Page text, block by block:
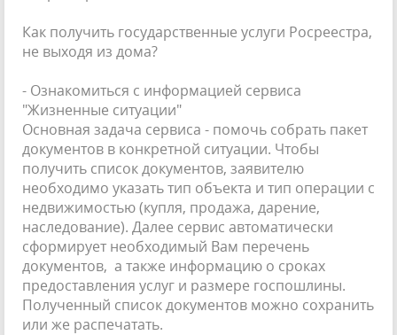
Как получить государственные услуги Росреестра,
не выходя из дома?
- Ознакомиться с информацией сервиса
"Жизненные ситуации"
Основная задача сервиса - помочь собрать пакет
документов в конкретной ситуации. Чтобы
получить список документов, заявителю
необходимо указать тип объекта и тип операции с
недвижимостью (купля, продажа, дарение,
наследование). Далее сервис автоматически
сформирует необходимый Вам перечень
документов, а также информацию о сроках
предоставления услуг и размере госпошлины.
Полученный список документов можно сохранить
или же распечатать.